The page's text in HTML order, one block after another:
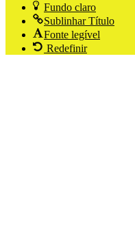
Fundo claro
Sublinhar Título
Fonte legível
Redefinir